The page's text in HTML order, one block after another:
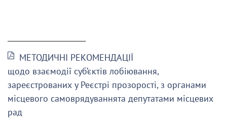
МЕТОДИЧНІ РЕКОМЕНДАЦІЇ
щодо взаємодії суб’єктів лобіювання,
зареєстрованих у Реєстрі прозорості, з органами
місцевого самоврядуваннята депутатами місцевих
рад